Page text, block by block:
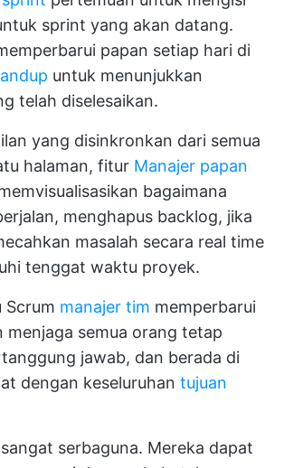
sprint yang akan datang.
papan setiap hari di
untuk menunjukkan
telah diselesaikan.
yang disinkronkan dari semua
halaman, fitur Manajer papan
bagaimana
menghapus backlog, jika
masalah secara real time
tenggat waktu proyek.
Scrum manajer tim memperbarui
menjaga semua orang tetap
jawab, dan berada di
dengan keseluruhan tujuan
serbaguna. Mereka dapat